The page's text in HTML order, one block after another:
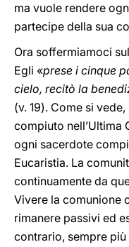
ma vuole rendere
partecipe della sua
Ora soffermiamoci
Egli «prese i cinque
cielo, recitò la
(v. 19). Come si
compiuto nell’Ultima
ogni sacerdote
Eucaristia. La
continuamente da
Vivere la comunione
rimanere passivi ed
contrario, sempre